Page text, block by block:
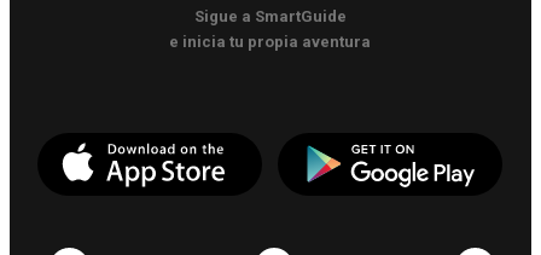
Sigue a SmartGuide
e inicia tu propia aventura